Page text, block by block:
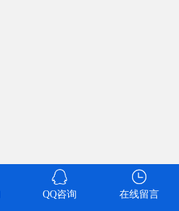
QQ咨询 在线留言